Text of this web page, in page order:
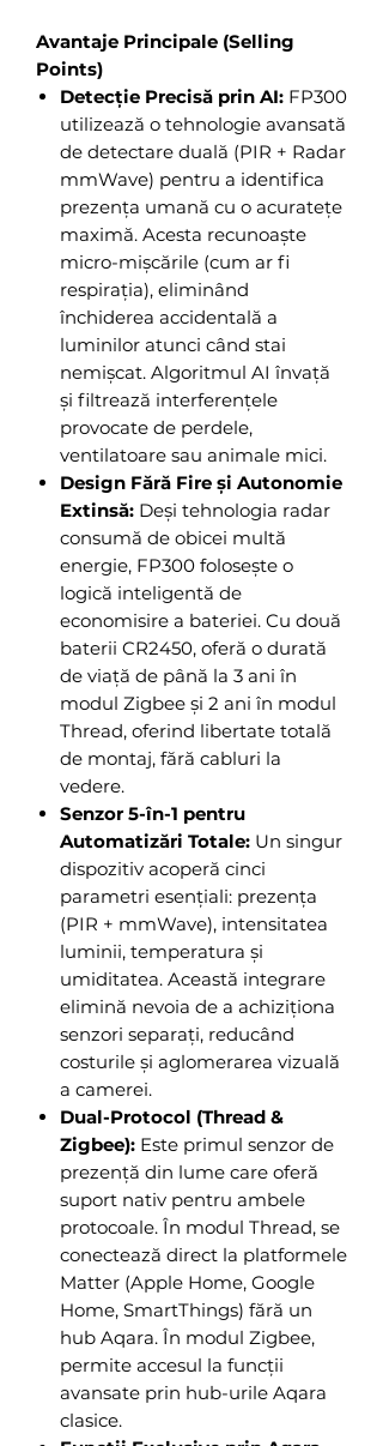
Avantaje Principale (Selling
Points)
Detecție Precisă prin AI: FP300
utilizează o tehnologie avansată
de detectare duală (PIR + Radar
mmWave) pentru a identifica
prezența umană cu o acuratețe
maximă. Acesta recunoaște
micro-mișcările (cum ar fi
respirația), eliminând
închiderea accidentală a
luminilor atunci când stai
nemișcat. Algoritmul AI învață
și filtrează interferențele
provocate de perdele,
ventilatoare sau animale mici.
Design Fără Fire și Autonomie
Extinsă: Deși tehnologia radar
consumă de obicei multă
energie, FP300 folosește o
logică inteligentă de
economisire a bateriei. Cu două
baterii CR2450, oferă o durată
de viață de până la 3 ani în
modul Zigbee și 2 ani în modul
Thread, oferind libertate totală
de montaj, fără cabluri la
vedere.
Senzor 5-în-1 pentru
Automatizări Totale: Un singur
dispozitiv acoperă cinci
parametri esențiali: prezența
(PIR + mmWave), intensitatea
luminii, temperatura și
umiditatea. Această integrare
elimină nevoia de a achiziționa
senzori separați, reducând
costurile și aglomerarea vizuală
a camerei.
Dual-Protocol (Thread &
Zigbee): Este primul senzor de
prezență din lume care oferă
suport nativ pentru ambele
protocoale. În modul Thread, se
conectează direct la platformele
Matter (Apple Home, Google
Home, SmartThings) fără un
hub Aqara. În modul Zigbee,
permite accesul la funcții
avansate prin hub-urile Aqara
clasice.